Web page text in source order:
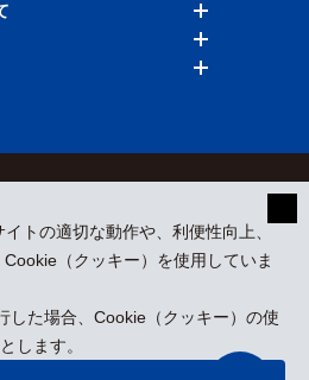
トの適切な動作や、利便性向上、
（クッキー）を使用していま
した場合、Cookie（クッキー）の使
します。
プレスリリース
© All Rights Reserved.